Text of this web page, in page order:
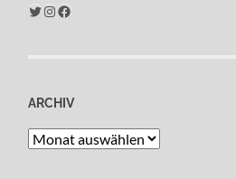
Twitter Instagram Facebook
ARCHIV
Archiv